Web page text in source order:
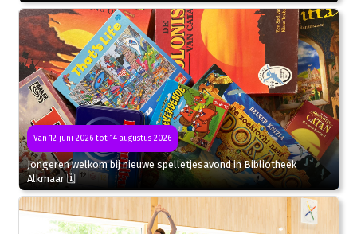
Van 12 juni 2026 tot 14 augustus 2026
Jongeren welkom bij nieuwe spelletjesavond in Bibliotheek
Alkmaar 🗓